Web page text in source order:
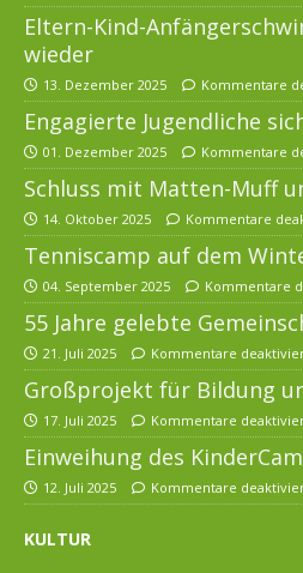
Eltern-Kind-
wieder
13. Dezember 2025 Kommentare
Engagierte Jugendliche
01. Dezember 2025 Kommentare
Schluss mit Matten-Muff
14. Oktober 2025 Kommentare
Tenniscamp auf dem
04. September 2025 Kommentare
55 Jahre gelebte
21. Juli 2025 Kommentare
Großprojekt für Bildung
17. Juli 2025 Kommentare
Einweihung des
12. Juli 2025 Kommentare
KULTUR